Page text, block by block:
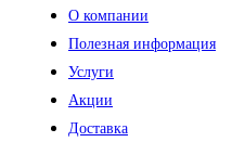
О компании
Полезная информация
Услуги
Акции
Доставка